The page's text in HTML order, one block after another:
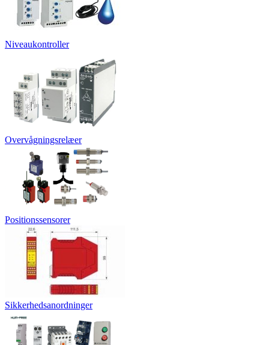
Niveaukontroller
Overvågningsrelæer
Positionssensorer
Sikkerhedsanordninger